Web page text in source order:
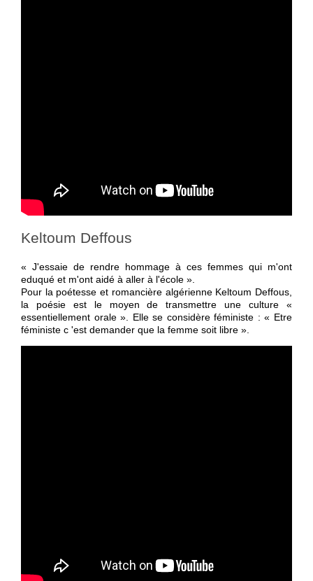
Keltoum Deffous
« J'essaie de rendre hommage à ces femmes qui m'ont
eduqué et m'ont aidé à aller à l'école ».
Pour la poétesse et romancière algérienne Keltoum Deffous,
la poésie est le moyen de transmettre une culture «
essentiellement orale ». Elle se considère féministe : « Etre
féministe c 'est demander que la femme soit libre ».